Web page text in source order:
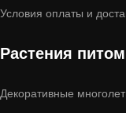
Условия оплаты и
Растения
Декоративные